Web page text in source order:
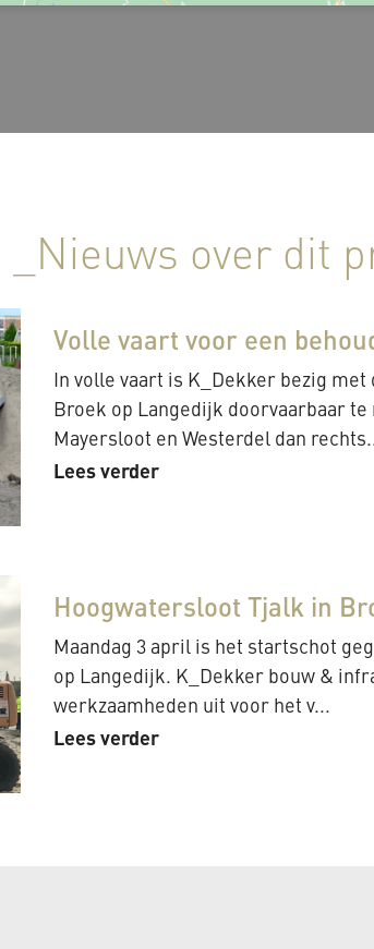
_Nieuws over dit
Volle vaart voor een
In volle vaart is K_Dekker bezig
Broek op Langedijk doorvaarbaar te
Mayersloot en Westerdel dan
Lees verder
Hoogwatersloot Tjalk in
Maandag 3 april is het startschot
op Langedijk. K_Dekker bouw &
werkzaamheden uit voor het v...
Lees verder